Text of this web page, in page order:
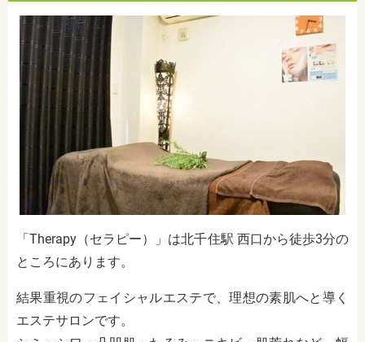
「Therapy（セラピー）」は北千住駅 西口から徒歩3分の
ところにあります。
結果重視のフェイシャルエステで、理想の素肌へと導く
エステサロンです。